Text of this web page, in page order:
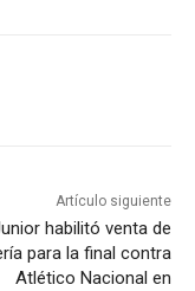
Artículo siguiente
habilitó venta de
para la final contra
Atlético Nacional en